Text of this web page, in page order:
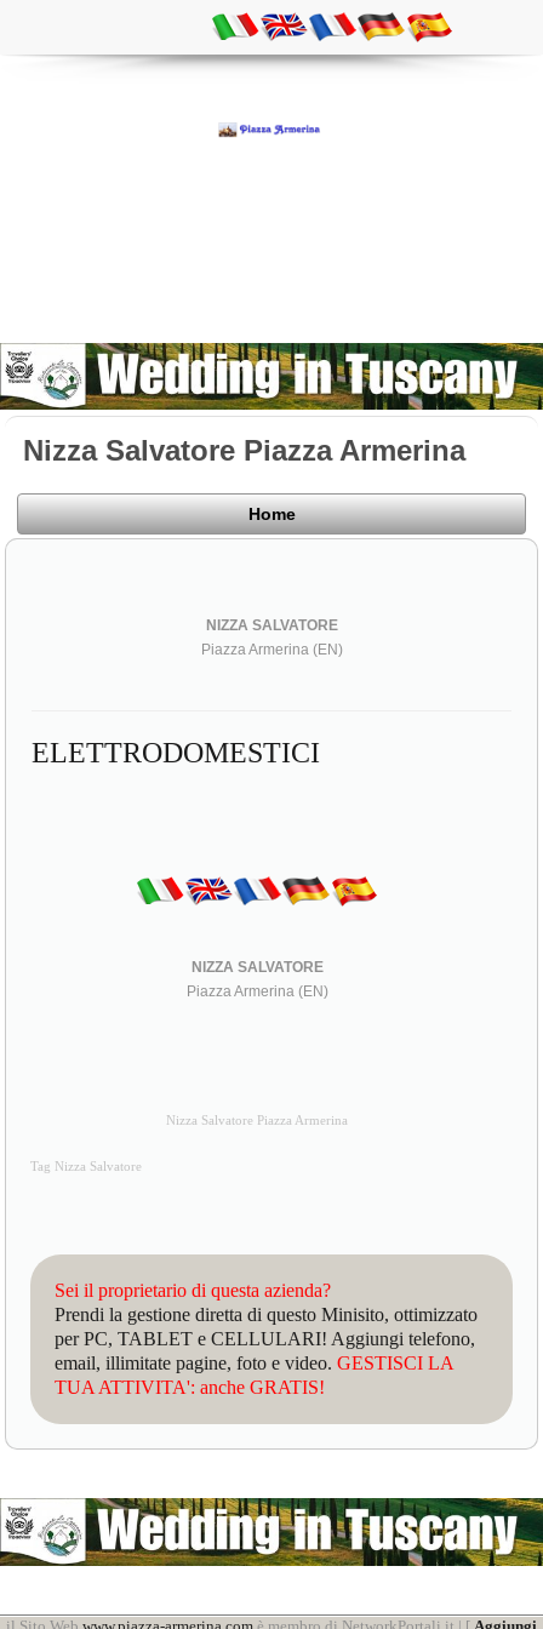
Nizza Salvatore Piazza Armerina
Home
NIZZA SALVATORE
Piazza Armerina (EN)
ELETTRODOMESTICI
NIZZA SALVATORE
Piazza Armerina (EN)
Nizza Salvatore Piazza Armerina
Tag Nizza Salvatore
Sei il proprietario di questa azienda?
Prendi la gestione diretta di questo Minisito, ottimizzato
per PC, TABLET e CELLULARI! Aggiungi telefono,
email, illimitate pagine, foto e video.GESTISCI LA
TUA ATTIVITA': anche GRATIS!